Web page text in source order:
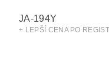
JA-194Y
+ LEPŠÍ CENA PO